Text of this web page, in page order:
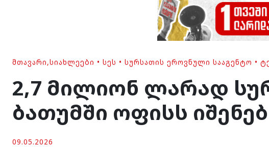
ᲛᲗᲐᲕᲐᲠᲘ,ᲡᲘᲐᲮᲚᲔᲔᲑᲘ • ᲡᲔᲡ • ᲡᲣᲠᲡᲐᲗᲘᲡ ᲔᲠᲝᲕᲜᲣᲚᲘ ᲡᲐᲐᲒᲔᲜᲢᲝ •
2,7 მილიონ ლარად
ბათუმში ოფისს
09.05.2026